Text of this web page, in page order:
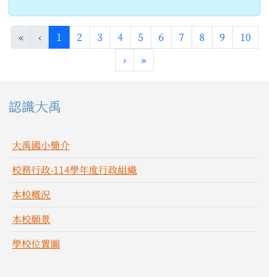
« ‹ 1 (目前頁次)
2 3 4 5 6 7 8 9 10
›下一頁
»最後頁
左邊區域內容
認識大禹
大禹國小簡介
校務行政-114學年度行政組織
本校概況
本校願景
學校位置圖